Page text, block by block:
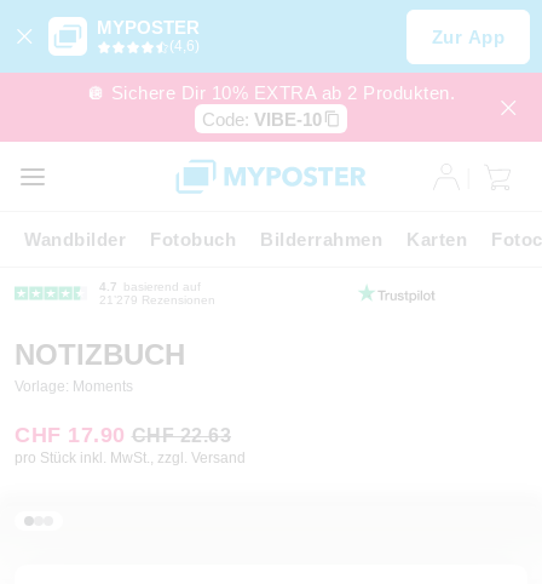
MYPOSTER
(4,6) Zur App
🪩 Sichere Dir 10% EXTRA ab 2 Produkten.
Code: VIBE-10
Wandbilder Fotobuch Bilderrahmen Karten
4.7
basierend auf
21’279 Rezensionen
NOTIZBUCH
Vorlage: Moments
CHF 17.90 CHF 22.63
pro Stück inkl. MwSt., zzgl. Versand